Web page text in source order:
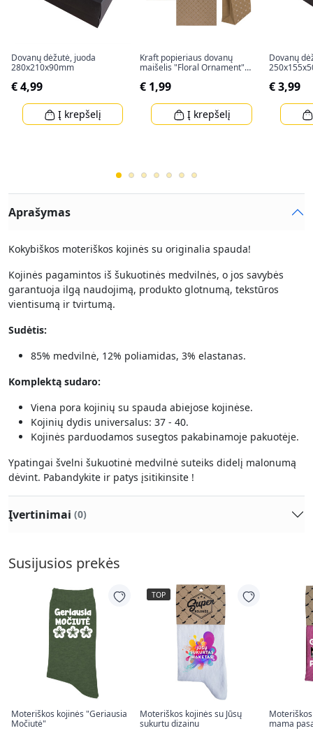
Dovanų dėžutė, juoda
280x210x90mm
€ 4,99
Į krepšelį
Kraft popieriaus dovanų
maišelis "Floral Ornament"
€ 1,99
Į krepšelį
Dovanų
€ 3,99
Aprašymas
Kokybiškos moteriškos kojinės su originalia spauda!
Kojinės pagamintos iš šukuotinės medvilnės, o jos savybės
garantuoja ilgą naudojimą, produkto glotnumą, tekstūros
vientisumą ir tvirtumą.
Sudėtis:
85% medvilnė, 12% poliamidas, 3% elastanas.
Komplektą sudaro:
Viena pora kojinių su spauda abiejose kojinėse.
Kojinių dydis universalus: 37 - 40.
Kojinės parduodamos susegtos pakabinamoje pakuotėje.
Ypatingai švelni šukuotinė medvilnė suteiks didelį malonumą
dėvint. Pabandykite ir patys įsitikinsite !
Įvertinimai (0)
Susijusios prekės
Moteriškos kojinės "Geriausia
Močiutė"
TOP
Moteriškos kojinės su Jūsų
sukurtu dizainu
mama